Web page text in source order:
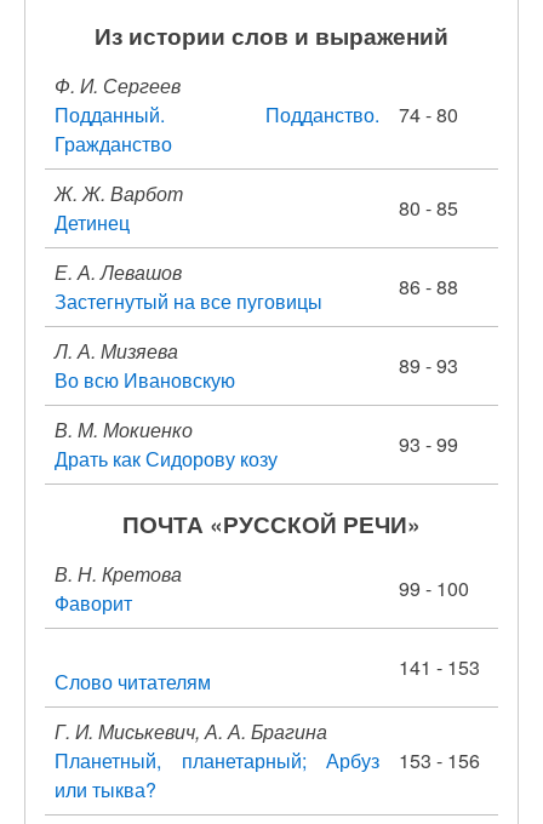
Из истории слов и выражений
Ф. И. Сергеев
Подданный. Подданство.
Гражданство
74 - 80
Ж. Ж. Варбот
Детинец
80 - 85
Е. А. Левашов
Застегнутый на все пуговицы
86 - 88
Л. А. Мизяева
Во всю Ивановскую
89 - 93
В. М. Мокиенко
Драть как Сидорову козу
93 - 99
ПОЧТА «РУССКОЙ РЕЧИ»
В. Н. Кретова
Фаворит
99 - 100
Слово читателям
141 - 153
Г. И. Миськевич, А. А. Брагина
Планетный, планетарный; Арбуз
или тыква?
153 - 156